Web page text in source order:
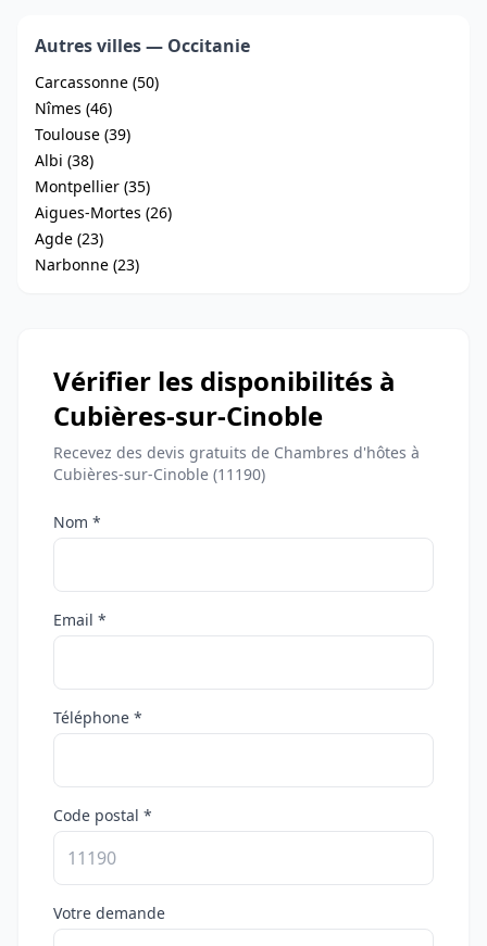
Autres villes — Occitanie
Carcassonne (50)
Nîmes (46)
Toulouse (39)
Albi (38)
Montpellier (35)
Aigues-Mortes (26)
Agde (23)
Narbonne (23)
Vérifier les disponibilités à
Cubières-sur-Cinoble
Recevez des devis gratuits de Chambres d'hôtes à
Cubières-sur-Cinoble (11190)
Nom *
Email *
Téléphone *
Code postal *
Votre demande